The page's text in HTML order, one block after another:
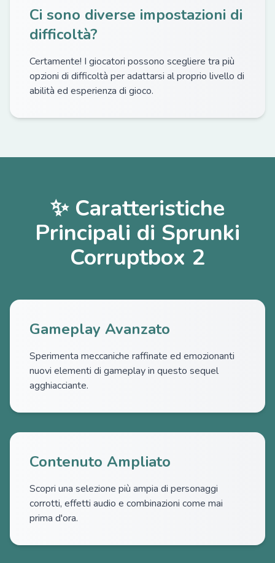
Ci sono diverse impostazioni di
difficoltà?
Certamente! I giocatori possono scegliere tra più
opzioni di difficoltà per adattarsi al proprio livello di
abilità ed esperienza di gioco.
✨ Caratteristiche
Principali di Sprunki
Corruptbox 2
Gameplay Avanzato
Sperimenta meccaniche raffinate ed emozionanti
nuovi elementi di gameplay in questo sequel
agghiacciante.
Contenuto Ampliato
Scopri una selezione più ampia di personaggi
corrotti, effetti audio e combinazioni come mai
prima d'ora.